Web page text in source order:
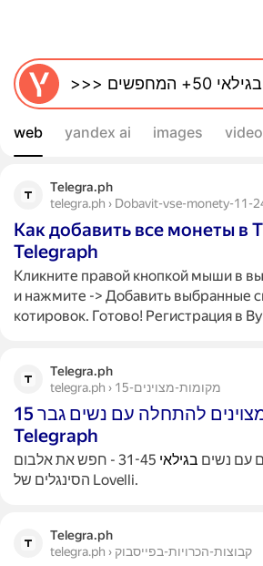
web yandex ai images video
Telegra.ph
telegra.ph › Dobavit-vse-monety-11-
Как добавить все монеты в
Telegraph
Кликните правой кнопкой мыши в
и нажмите -> Добавить выбранные
котировок. Готово! Регистрация в
Telegra.ph
telegra.ph › 15-מקומות-מצוינים
15 מקומות מצוינים להתחלה עם נשים גבר –
Telegraph
עם נשים בגילאי
31-45 - חפש את אלבום
הסינגלים של Lovelli.
Telegra.ph
telegra.ph › קבוצות-הכרויות-בפייסבוק